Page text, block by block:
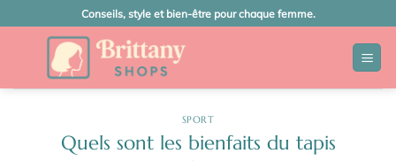
au
Conseils, style et bien-être pour chaque femme.
SPORT
Quels sont les bienfaits du tapis